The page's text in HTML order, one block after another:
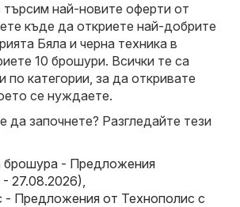
търсим най-новите оферти от
къде да откриете най-добрите
Бяла и черна техника в
10 брошури. Всички те са
категории, за да откривате
се нуждаете.
да започнете? Разгледайте тези
брошура - Предложения
27.08.2026),
- Предложения от Технополис с